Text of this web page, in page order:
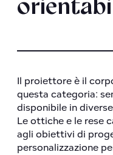
Il proiettoreè il
questa categoria:
disponibile in
Le ottiche e le rese
agli obiettivi di
personalizzazione